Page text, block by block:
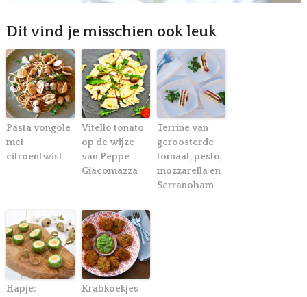
Dit vind je misschien ook leuk
Pasta vongole
met
citroentwist
Vitello tonato
op de wijze
van Peppe
Giacomazza
Terrine van
geroosterde
tomaat, pesto,
mozzarella en
Serranoham
Hapje:
Krabkoekjes